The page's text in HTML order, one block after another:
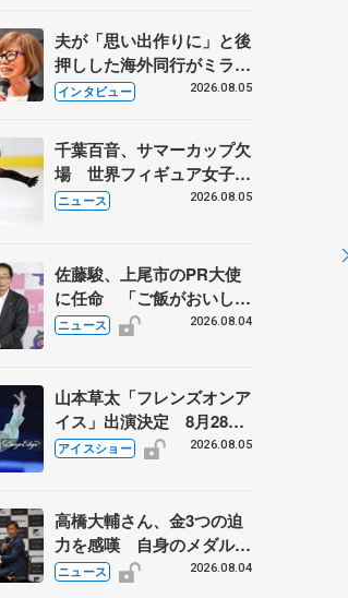
夫が「思い出作りに」と後
押しした海外同行がミラノ
まで… 繁華街のリンクで
に 小林芳子さんが振り返
るスケート人生
インタビュー 2026.08.05
千葉百音、サマーカップ欠
場 世界フィギュア女子2
位
ニュース 2026.08.05
佐藤駿、上尾市のPR大使
に任命 「ご飯がおいし
く、住みやすいのが魅力」
ニュース 2026.08.04
山本草太「フレンズオンア
イス」出演決定 8月28日
（金）2公演のみ 荒川静
アイスショー 2026.08.05
高橋大輔さん、金3つの迫
力を感嘆 自身のメダルは
「どちらに？」 〝リス兄
ニュース 2026.08.04